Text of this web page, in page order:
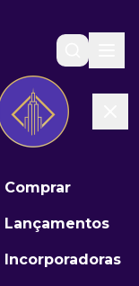
Comprar
Lançamentos
Incorporadoras
de Itapema -